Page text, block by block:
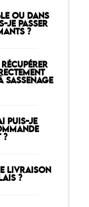
OU DANS
JE PASSER
?
SASSENAGE
PUIS-JE
?
LIVRAISON
?